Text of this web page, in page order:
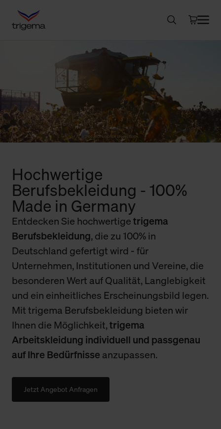
Hochwertige
Berufsbekleidung - 100%
Made in Germany
Entdecken Sie hochwertigetrigema
Berufsbekleidung, die zu 100% in
Deutschland gefertigt wird - für
Unternehmen, Institutionen und Vereine, die
besonderen Wert auf Qualität, Langlebigkeit
und ein einheitliches Erscheinungsbild legen.
Mit trigema Berufsbekleidung bieten wir
Ihnen die Möglichkeit,trigema
Arbeitskleidung individuell und passgenau
auf Ihre Bedürfnisse anzupassen.
Jetzt Angebot Anfragen